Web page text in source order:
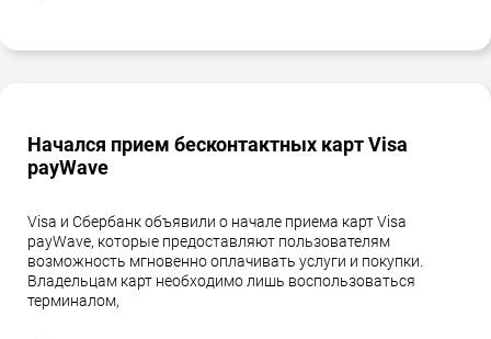
Начался прием бесконтактных карт Visa
payWave
Visa и Сбербанк объявили о начале приема карт Visa
payWave, которые предоставляют пользователям
возможность мгновенно оплачивать услуги и покупки.
Владельцам карт необходимо лишь воспользоваться
терминалом,